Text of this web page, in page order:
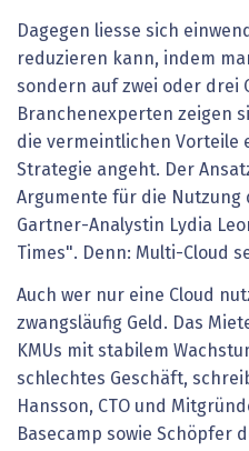
Dagegen liesse sich
reduzieren kann, indem
sondern auf zwei oder drei
Branchenexperten zeigen
die vermeintlichen Vorteile
Strategie angeht. Der
Argumente für die Nutzung
Gartner-Analystin Lydia
Times". Denn: Multi-Cloud
Auch wer nur eine Cloud
zwangsläufig Geld. Das
KMUs mit stabilem
schlechtes Geschäft,
Hansson, CTO und
Basecamp sowie Schöpfer